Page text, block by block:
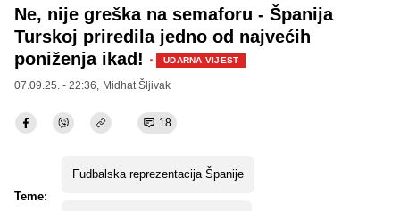
Ne, nije greška na semaforu - Španija
Turskoj priredila jedno od najvećih
poniženja ikad! · UDARNA VIJEST
07.09.25. - 22:36, Midhat Šljivak
18
Teme:
Fudbalska reprezentacija Španije